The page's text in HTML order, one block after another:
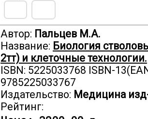
Автор: Пальцев М.А.
Название: Биология
2тт) и клеточные технологии.
ISBN: 5225033768 ISBN-
9785225033767
Издательство: Медицина
Рейтинг: